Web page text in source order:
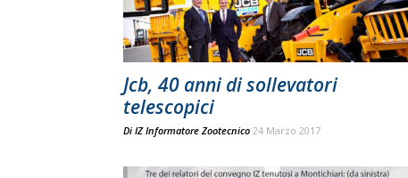
Jcb, 40 anni di sollevatori
telescopici
Di IZ Informatore Zootecnico 24 Marzo 2017